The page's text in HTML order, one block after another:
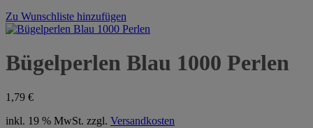
Zu Wunschliste hinzufügen
Bügelperlen Blau 1000 Perlen
1,79 €
inkl. 19 % MwSt. zzgl. Versandkosten